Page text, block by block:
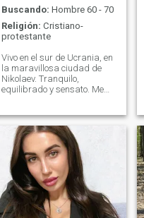
Buscando: Hombre 60 - 70
Religión: Cristiano-
protestante
Vivo en el sur de Ucrania, en
la maravillosa ciudad de
Nikolaev. Tranquilo,
equilibrado y sensato. Me
viajes, la vida, en todas sus
manifestaciones, vivo un
estilo de vida saludable.